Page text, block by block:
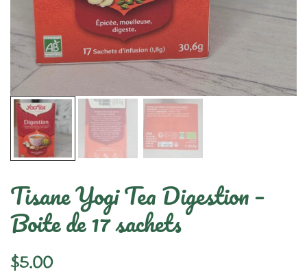
Tisane Yogi Tea Digestion –
Boite de 17 sachets
$5.00